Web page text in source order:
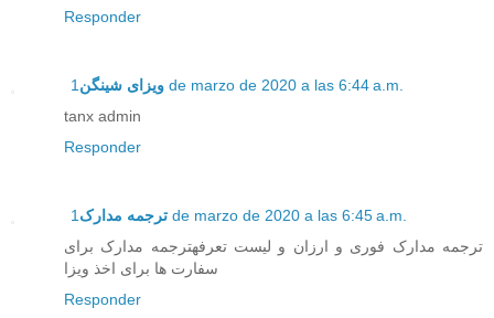
Responder
ویزای شینگن 1 de marzo de 2020 a las 6:44 a.m.
tanx admin
Responder
ترجمه مدارک 1 de marzo de 2020 a las 6:45 a.m.
ترجمه مدارک فوری و ارزان و لیست تعرفهترجمه مدارک برای
سفارت ها برای اخذ ویزا
Responder